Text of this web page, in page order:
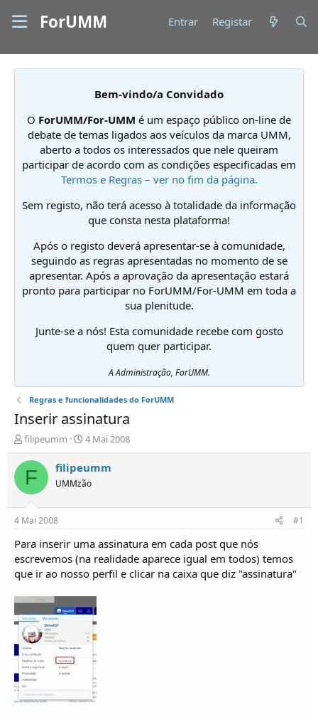
ForUMM Entrar Registar
Bem-vindo/a Convidado
O ForUMM/For-UMM é um espaço público on-line de
debate de temas ligados aos veículos da marca UMM,
aberto a todos os interessados que nele queiram
participar de acordo com as condições especificadas em
Termos e Regras – ver no fim da página.
Sem registo, não terá acesso à totalidade da informação
que consta nesta plataforma!
Após o registo deverá apresentar-se à comunidade,
seguindo as regras apresentadas no momento de se
apresentar. Após a aprovação da apresentação estará
pronto para participar no ForUMM/For-UMM em toda a
sua plenitude.
Junte-se a nós! Esta comunidade recebe com gosto
quem quer participar.
A Administração, ForUMM.
Regras e funcionalidades do ForUMM
Inserir assinatura
I
n
i
i
d
o
r
e
T
p
i
c
o
s
filipeumm
D
a
t
a
d
í
i
o
4 Mai 2008
F filipeumm
UMMzão
4 Mai 2008 #1
Para inserir uma assinatura em cada post que nós
escrevemos (na realidade aparece igual em todos) temos
que ir ao nosso perfil e clicar na caixa que diz "assinatura"